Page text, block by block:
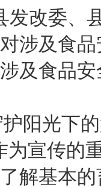
发改委、
涉及食品
及食品安
阳光下
宣传的
解基本的